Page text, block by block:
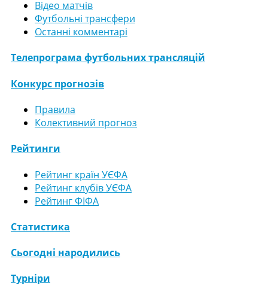
Відео матчів
Футбольні трансфери
Останні комментарі
Телепрограма футбольних трансляцій
Конкурс прогнозів
Правила
Колективний прогноз
Рейтинги
Рейтинг країн УЄФА
Рейтинг клубів УЄФА
Рейтинг ФІФА
Статистика
Сьогодні народились
Турніри